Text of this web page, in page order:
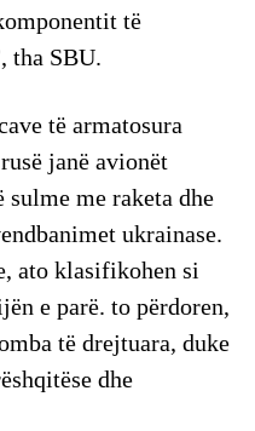
të
tha SBU.
të armatosura
janë avionët
me raketa dhe
ukrainase.
ato klasifikohen si
e parë. to përdoren,
të drejtuara, duke
dhe